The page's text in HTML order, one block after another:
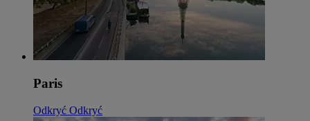
Paris
Odkryć Odkryć